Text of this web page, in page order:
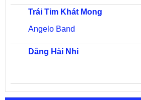
Trái Tim Khát Mong
Angelo Band
Dâng Hài Nhi